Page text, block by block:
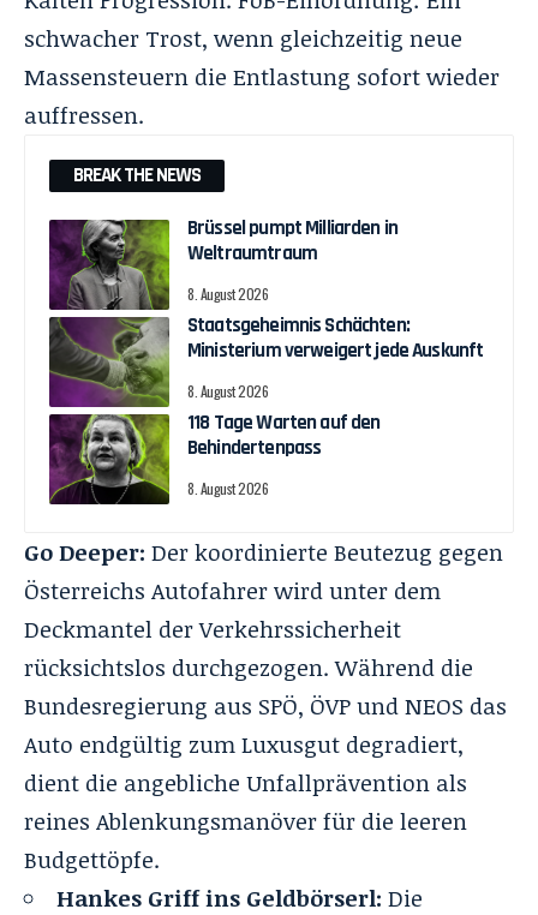
schwacher Trost, wenn gleichzeitig neue
Massensteuern die Entlastung sofort wieder
auffressen.
BREAK THE NEWS
Brüssel pumpt Milliarden in
Weltraumtraum
8. August 2026
Staatsgeheimnis Schächten:
Ministerium verweigert jede Auskunft
8. August 2026
118 Tage Warten auf den
Behindertenpass
8. August 2026
Go Deeper: Der koordinierte Beutezug gegen
Österreichs Autofahrerwird unter dem
Deckmantel der Verkehrssicherheit
rücksichtslos durchgezogen. Während die
Bundesregierung aus SPÖ, ÖVP und NEOS das
Auto endgültig zum Luxusgut degradiert,
dient die angebliche Unfallprävention als
reines Ablenkungsmanöver für die leeren
Budgettöpfe.
Hankes Griff ins Geldbörserl: Die